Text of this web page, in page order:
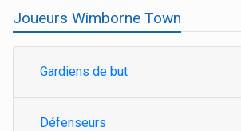
Joueurs Wimborne Town
Gardiens de but
Défenseurs